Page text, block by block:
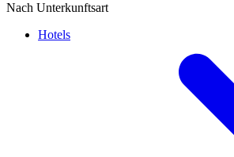
Nach Unterkunftsart
Hotels